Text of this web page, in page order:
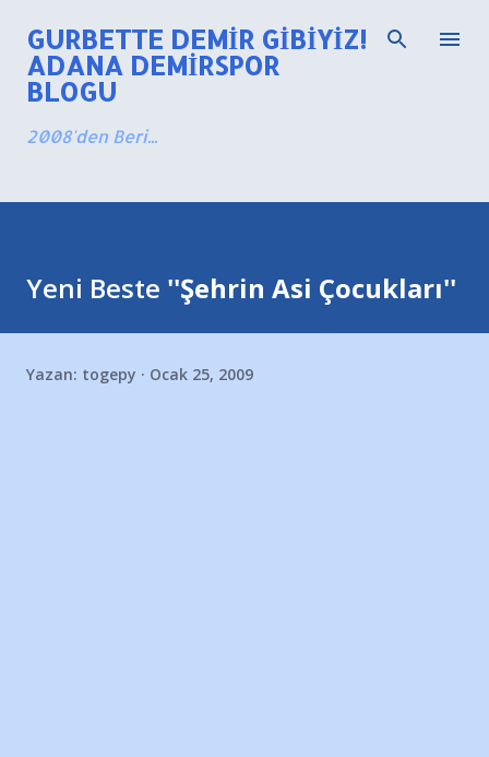
Ana içeriğe atla
GURBETTE DEMIR GIBIYIZ!
ADANA DEMIRSPOR
BLOGU
2008'den Beri...
Yeni Beste ''Şehrin Asi Çocukları''
Yazan: togepy Ocak 25, 2009